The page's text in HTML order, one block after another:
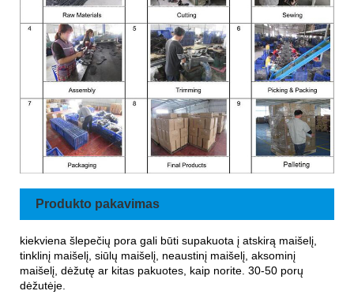
Produkto pakavimas
kiekviena šlepečių pora gali būti supakuota į atskirą maišelį,
tinklinį maišelį, siūlų maišelį, neaustinį maišelį, aksominį
maišelį, dėžutę ar kitas pakuotes, kaip norite. 30-50 porų
dėžutėje.